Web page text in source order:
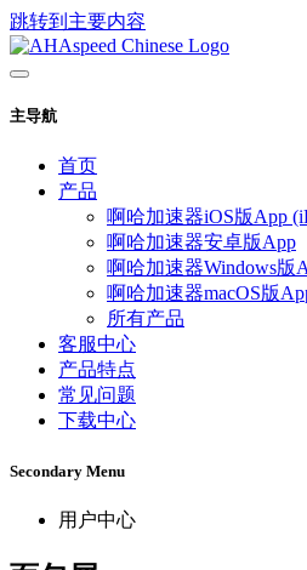
跳转到主要内容
主导航
首页
产品
啊哈加速器iOS版App
啊哈加速器安卓版App
啊哈加速器Windows版
啊哈加速器macOS版
所有产品
客服中心
产品特点
常见问题
下载中心
Secondary Menu
用户中心